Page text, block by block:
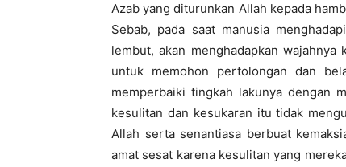
Azab yang diturunkan Allah kepada
Sebab, pada saat manusia
lembut, akan menghadapkan wajahnya
untuk memohon pertolongan dan
memperbaiki tingkah lakunya dengan
kesulitan dan kesukaran itu tidak
Allah serta senantiasa berbuat
amat sesat karena kesulitan yang